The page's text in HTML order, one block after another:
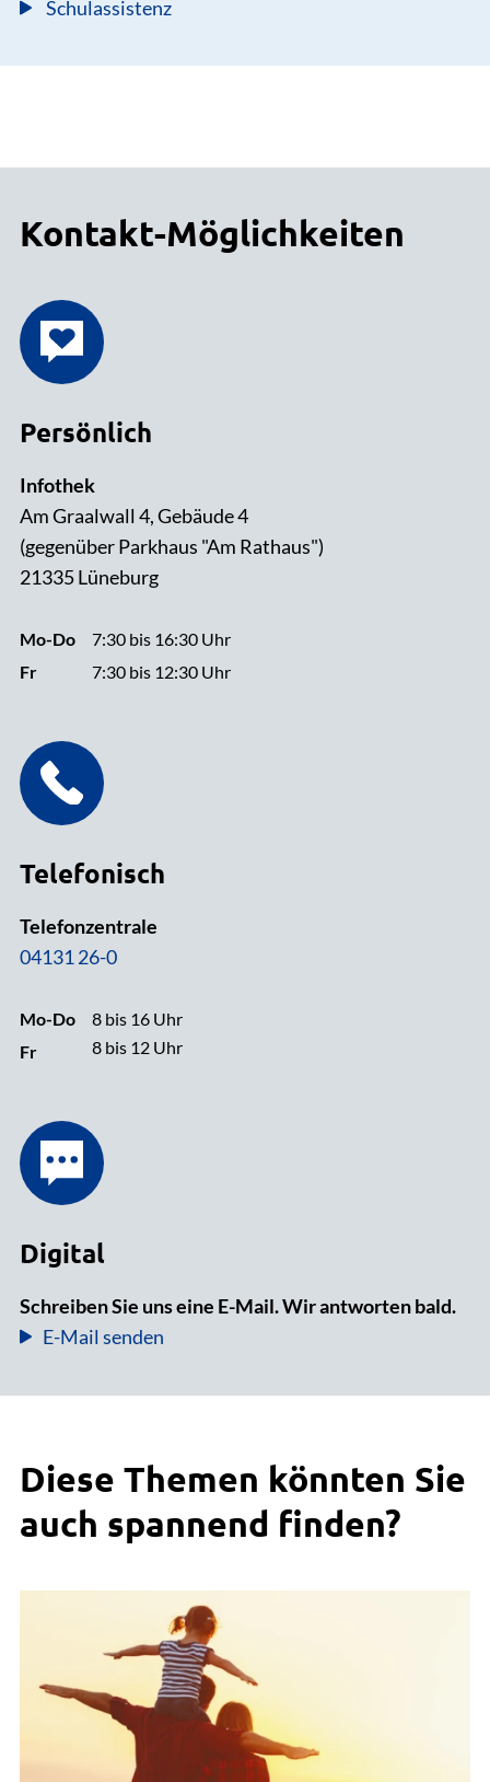
Schulassistenz
Kontakt-Möglichkeiten
Persönlich
Infothek
Am Graalwall 4, Gebäude 4
(gegenüber Parkhaus "Am Rathaus")
21335 Lüneburg
Mo-Do
Fr
7:30 bis 16:30 Uhr
7:30 bis 12:30 Uhr
Telefonisch
Telefonzentrale
04131 26-0
Mo-Do
Fr
8 bis 16 Uhr
8 bis 12 Uhr
Digital
Schreiben Sie uns eine E-Mail. Wir antworten bald.
E-Mail senden
Diese Themen könnten Sie
auch spannend finden?